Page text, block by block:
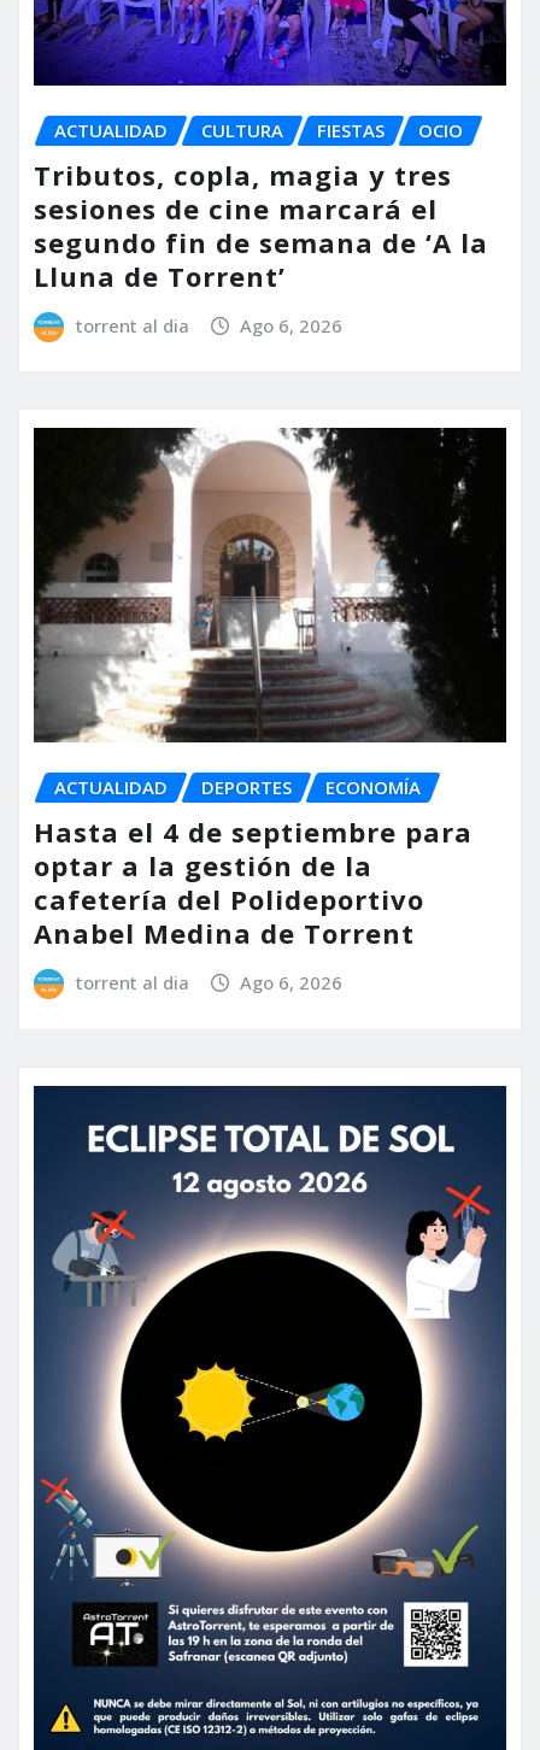
ACTUALIDAD CULTURA FIESTAS OCIO
Tributos, copla, magia y tres
sesiones de cine marcará el
segundo fin de semana de ‘A la
Lluna de Torrent’
torrent al dia Ago 6, 2026
ACTUALIDAD DEPORTES ECONOMÍA
Hasta el 4 de septiembre para
optar a la gestión de la
cafetería del Polideportivo
Anabel Medina de Torrent
torrent al dia Ago 6, 2026